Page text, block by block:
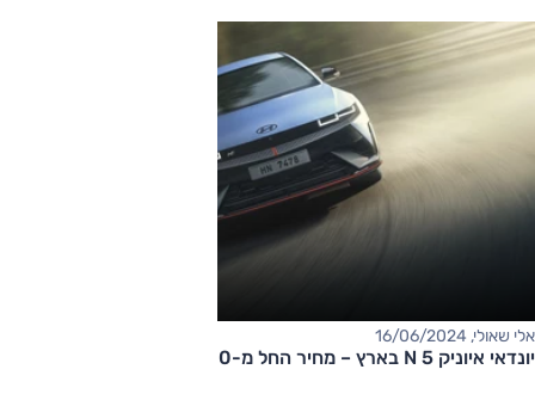
אלי שאולי, 16/06/2024
יונדאי איוניק 5 N בארץ – מחיר החל מ-400,000 שקלים